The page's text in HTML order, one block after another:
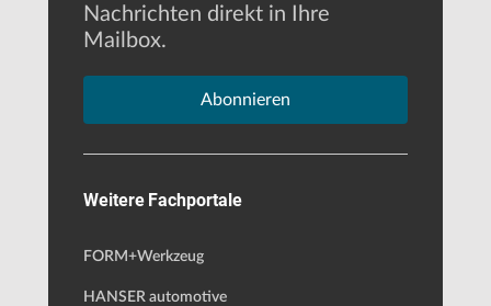
Nachrichten direkt in Ihre
Mailbox.
Abonnieren
Weitere Fachportale
FORM+Werkzeug
HANSER automotive